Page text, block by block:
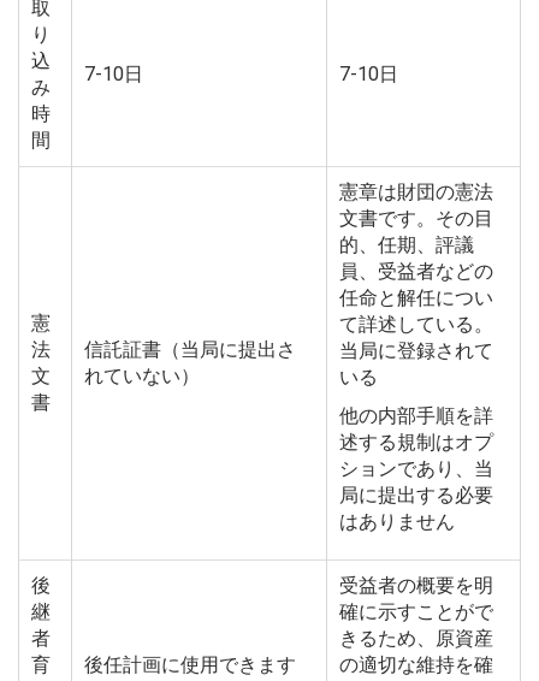
取
り
込
み
時
間
7-10日 7-10日
憲
法
文
書
信託証書（当局に提出さ
れていない）
憲章は財団の憲法
文書です。その目
的、任期、評議
員、受益者などの
任命と解任につい
て詳述している。
当局に登録されて
いる
他の内部手順を詳
述する規制はオプ
ションであり、当
局に提出する必要
はありません
後
継
者
育
後任計画に使用できます
受益者の概要を明
確に示すことがで
きるため、原資産
の適切な維持を確